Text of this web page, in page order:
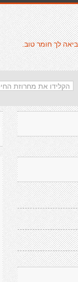
לך חומר טוב.